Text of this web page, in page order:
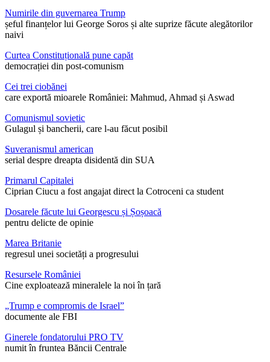
Numirile din guvernarea Trump
șeful finanțelor lui George Soros și alte suprize făcute alegătorilor
naivi
Curtea Constituțională pune capăt
democrației din post-comunism
Cei trei ciobănei
care exportă mioarele României: Mahmud, Ahmad și Aswad
Comunismul sovietic
Gulagul și bancherii, care l-au făcut posibil
Suveranismul american
serial despre dreapta disidentă din SUA
Primarul Capitalei
Ciprian Ciucu a fost angajat direct la Cotroceni ca student
Dosarele făcute lui Georgescu și Șoșoacă
pentru delicte de opinie
Marea Britanie
regresul unei societăți a progresului
Resursele României
Cine exploatează mineralele la noi în țară
„Trump e compromis de Israel”
documente ale FBI
Ginerele fondatorului PRO TV
numit în fruntea Băncii Centrale